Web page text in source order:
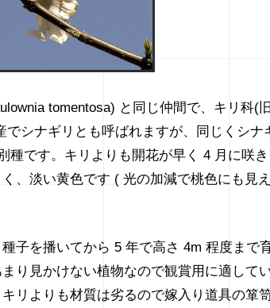
tomentosa) と同じ仲間で、キリ科(
シナギリとも呼ばれますが、同じくシナ
種です。キリよりも開花が早く 4 月に咲き
、淡い黄色です ( 光の加減で桃色にも見
子を播いてから 5 年で高さ 4m 程度まで
り見かけない植物なので観賞用に適してい
リよりも材質は劣るので嫁入り道具の箪